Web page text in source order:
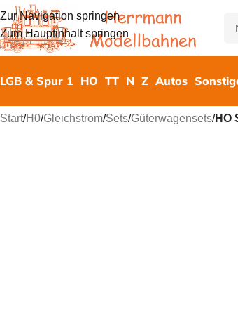
Zur Navigation springen
Zum Hauptinhalt springen
LGB & Spur 1 HO TT N Z Autos
Start/H0/Gleichstrom/Sets/Güterwagensets/HO